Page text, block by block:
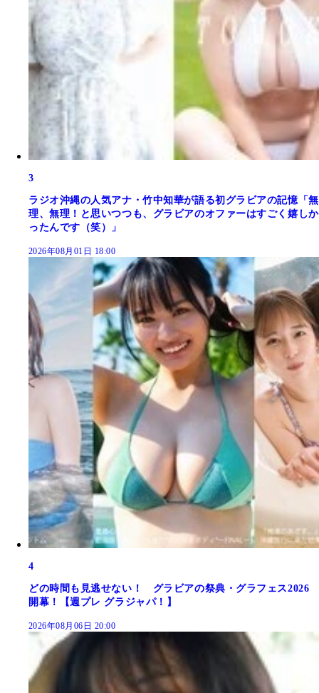
3
ラジオ沖縄の人気アナ・竹中知華が語る初グラビアの記憶「無
理、無理！と思いつつも、グラビアのオファーはすごく嬉しか
ったんです（笑）」
2026年08月01日 18:00
4
どの時間も見逃せない！ グラビアの祭典・グラフェス2026
開幕！【週プレ グラジャパ！】
2026年08月06日 20:00